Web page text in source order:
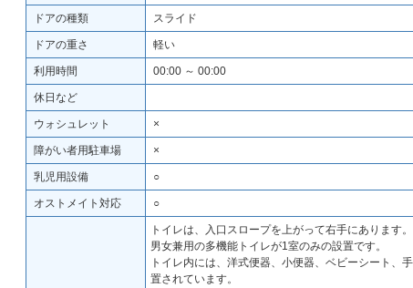
ドアの種類 スライド
ドアの重さ 軽い
利用時間 00:00 ～ 00:00
休日など
ウォシュレット ×
障がい者用駐車場 ×
乳児用設備 ○
オストメイト対応 ○
トイレは、入口スロープを上がって右手にあります。
男女兼用の多機能トイレが1室のみの設置です。
トイレ内には、洋式便器、小便器、ベビーシート、
置されています。